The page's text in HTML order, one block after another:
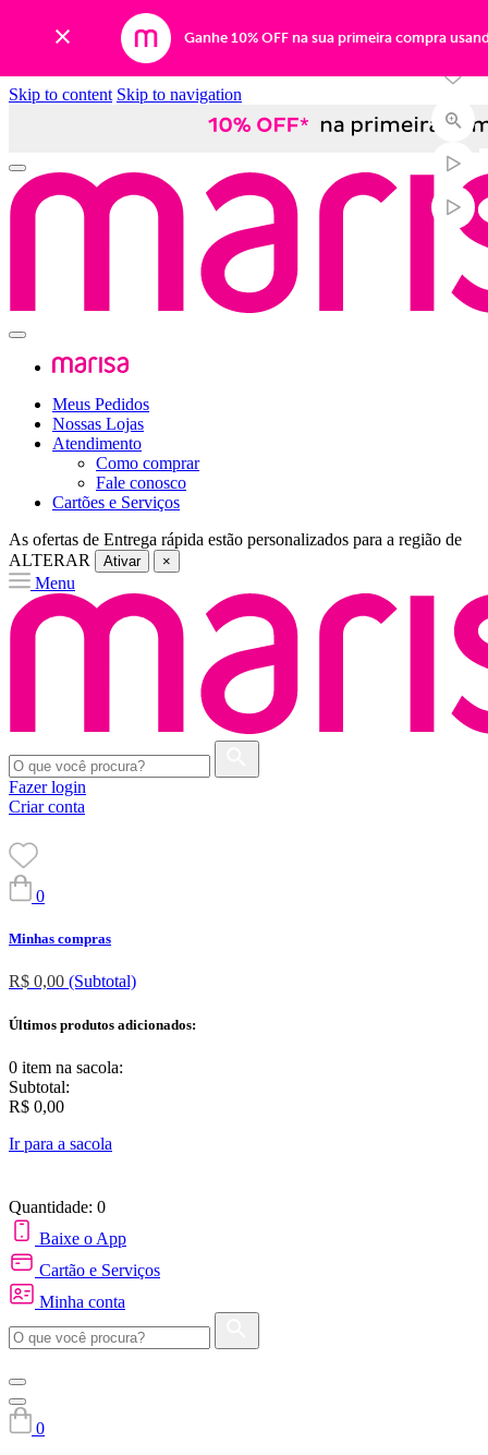
Ganhe 10% OFF na sua primeira compra
Skip to content Skip to navigation
Meus Pedidos
Nossas Lojas
Atendimento
Como comprar
Fale conosco
Cartões e Serviços
As ofertas de Entrega rápida estão personalizados para a região de
ALTERAR
Ativar ×
Menu
Fazer login
Criar conta
0
Minhas compras
R$ 0,00 (Subtotal)
Últimos produtos adicionados:
0 item na sacola:
Subtotal:
R$ 0,00
Ir para a sacola
Quantidade: 0
Baixe o App
Cartão e Serviços
Minha conta
0